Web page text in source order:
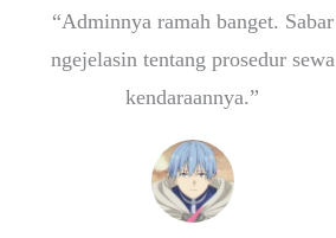
“Adminnya ramah banget. Sabar
ngejelasin tentang prosedur sewa
kendaraannya.”